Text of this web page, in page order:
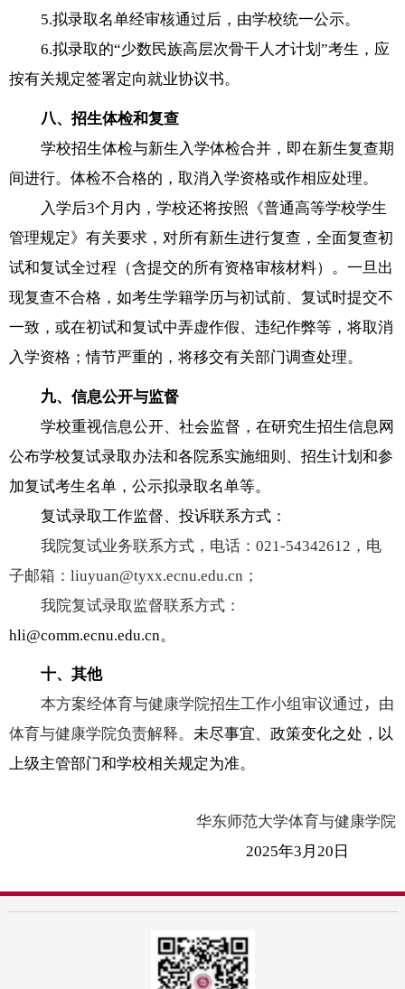
5.拟录取名单经审核通过后，由学校统一公示。
6.拟录取的“少数民族高层次骨干人才计划 ”考生，应
按有关规定签署定向就业协议书。
八、招生体检和复查
学校招生体检与新生入学体检合并，即在新生复查期
间进行。体检不合格的，取消入学资格或作相应处理。
入学后3个月内，学校还将按照《普通高等学校学生
管理规定》有关要求，对所有新生进行复查，全面复查初
试和复试全过程（含提交的所有资格审核材料）。一旦出
现复查不合格，如考生学籍学历与初试前、复试时提交不
一致，或在初试和复试中弄虚作假、违纪作弊等，将取消
入学资格；情节严重的，将移交有关部门调查处理。
九、信息公开与监督
学校重视信息公开、社会监督，在研究生招生信息网
公布学校复试录取办法和各院系实施细则、招生计划和参
加复试考生名单，公示拟录取名单等。
复试录取工作监督、投诉联系方式：
我院复试业务联系方式，电话： 021-54342612 ，电
子邮箱： liuyuan@tyxx.ecnu.edu.cn ；
我院复试录取监督联系方式：
hli@comm.ecnu.edu.cn。
十、其他
本方案经体育与健康学院招生工作小组审议通过 ， 由
体育与健康学院负责解释。 未尽事宜、政策变化之处，以
上级主管部门和学校相关规定为准。
华东师范大学体育与健康学院
2025年3 月 20 日